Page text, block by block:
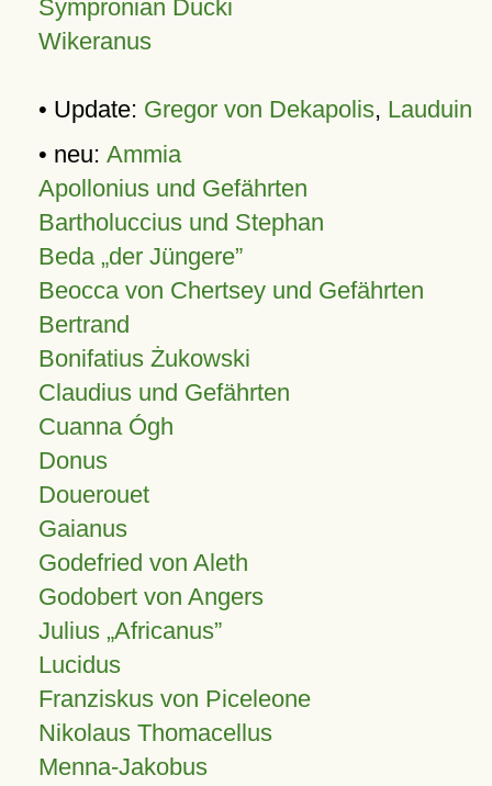
Sympronian Ducki
Wikeranus
• Update: Gregor von Dekapolis, Lauduin
• neu: Ammia
Apollonius und Gefährten
Bartholuccius und Stephan
Beda „der Jüngere”
Beocca von Chertsey und Gefährten
Bertrand
Bonifatius Żukowski
Claudius und Gefährten
Cuanna Ógh
Donus
Douerouet
Gaianus
Godefried von Aleth
Godobert von Angers
Julius Africanus
Lucidus
Franziskus von Piceleone
Nikolaus Thomacellus
Menna-Jakobus